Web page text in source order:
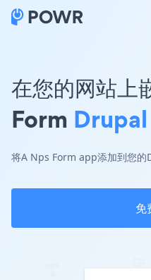
在您的网站
Form Drupal
将A Nps Form app添加到您的
免